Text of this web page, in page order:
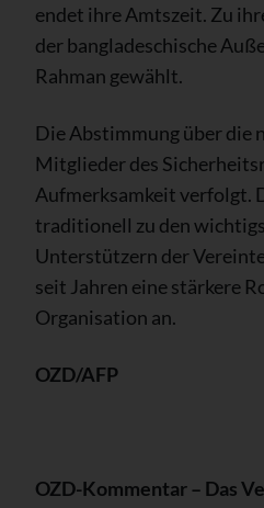
endet ihre Amtszeit. Zu
der bangladeschische
Rahman gewählt.
Die Abstimmung über die
Mitglieder des
Aufmerksamkeit verfolgt.
traditionell zu den
Unterstützern der
seit Jahren eine stärkere
Organisation an.
OZD/AFP
OZD-Kommentar – Das